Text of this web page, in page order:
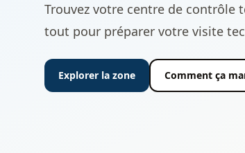
Trouvez votre centre de contrôle
tout pour préparer votre visite
Explorer la zone Comment ça